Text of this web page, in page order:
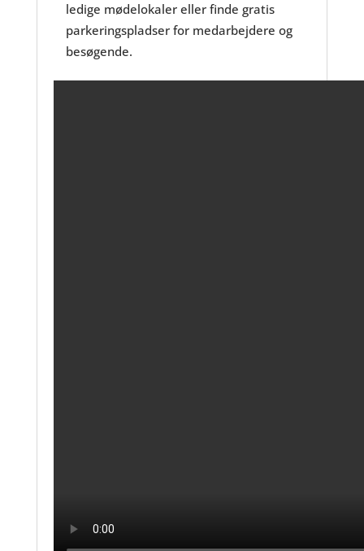
ledige mødelokaler eller finde gratis
parkeringspladser for medarbejdere og
besøgende.